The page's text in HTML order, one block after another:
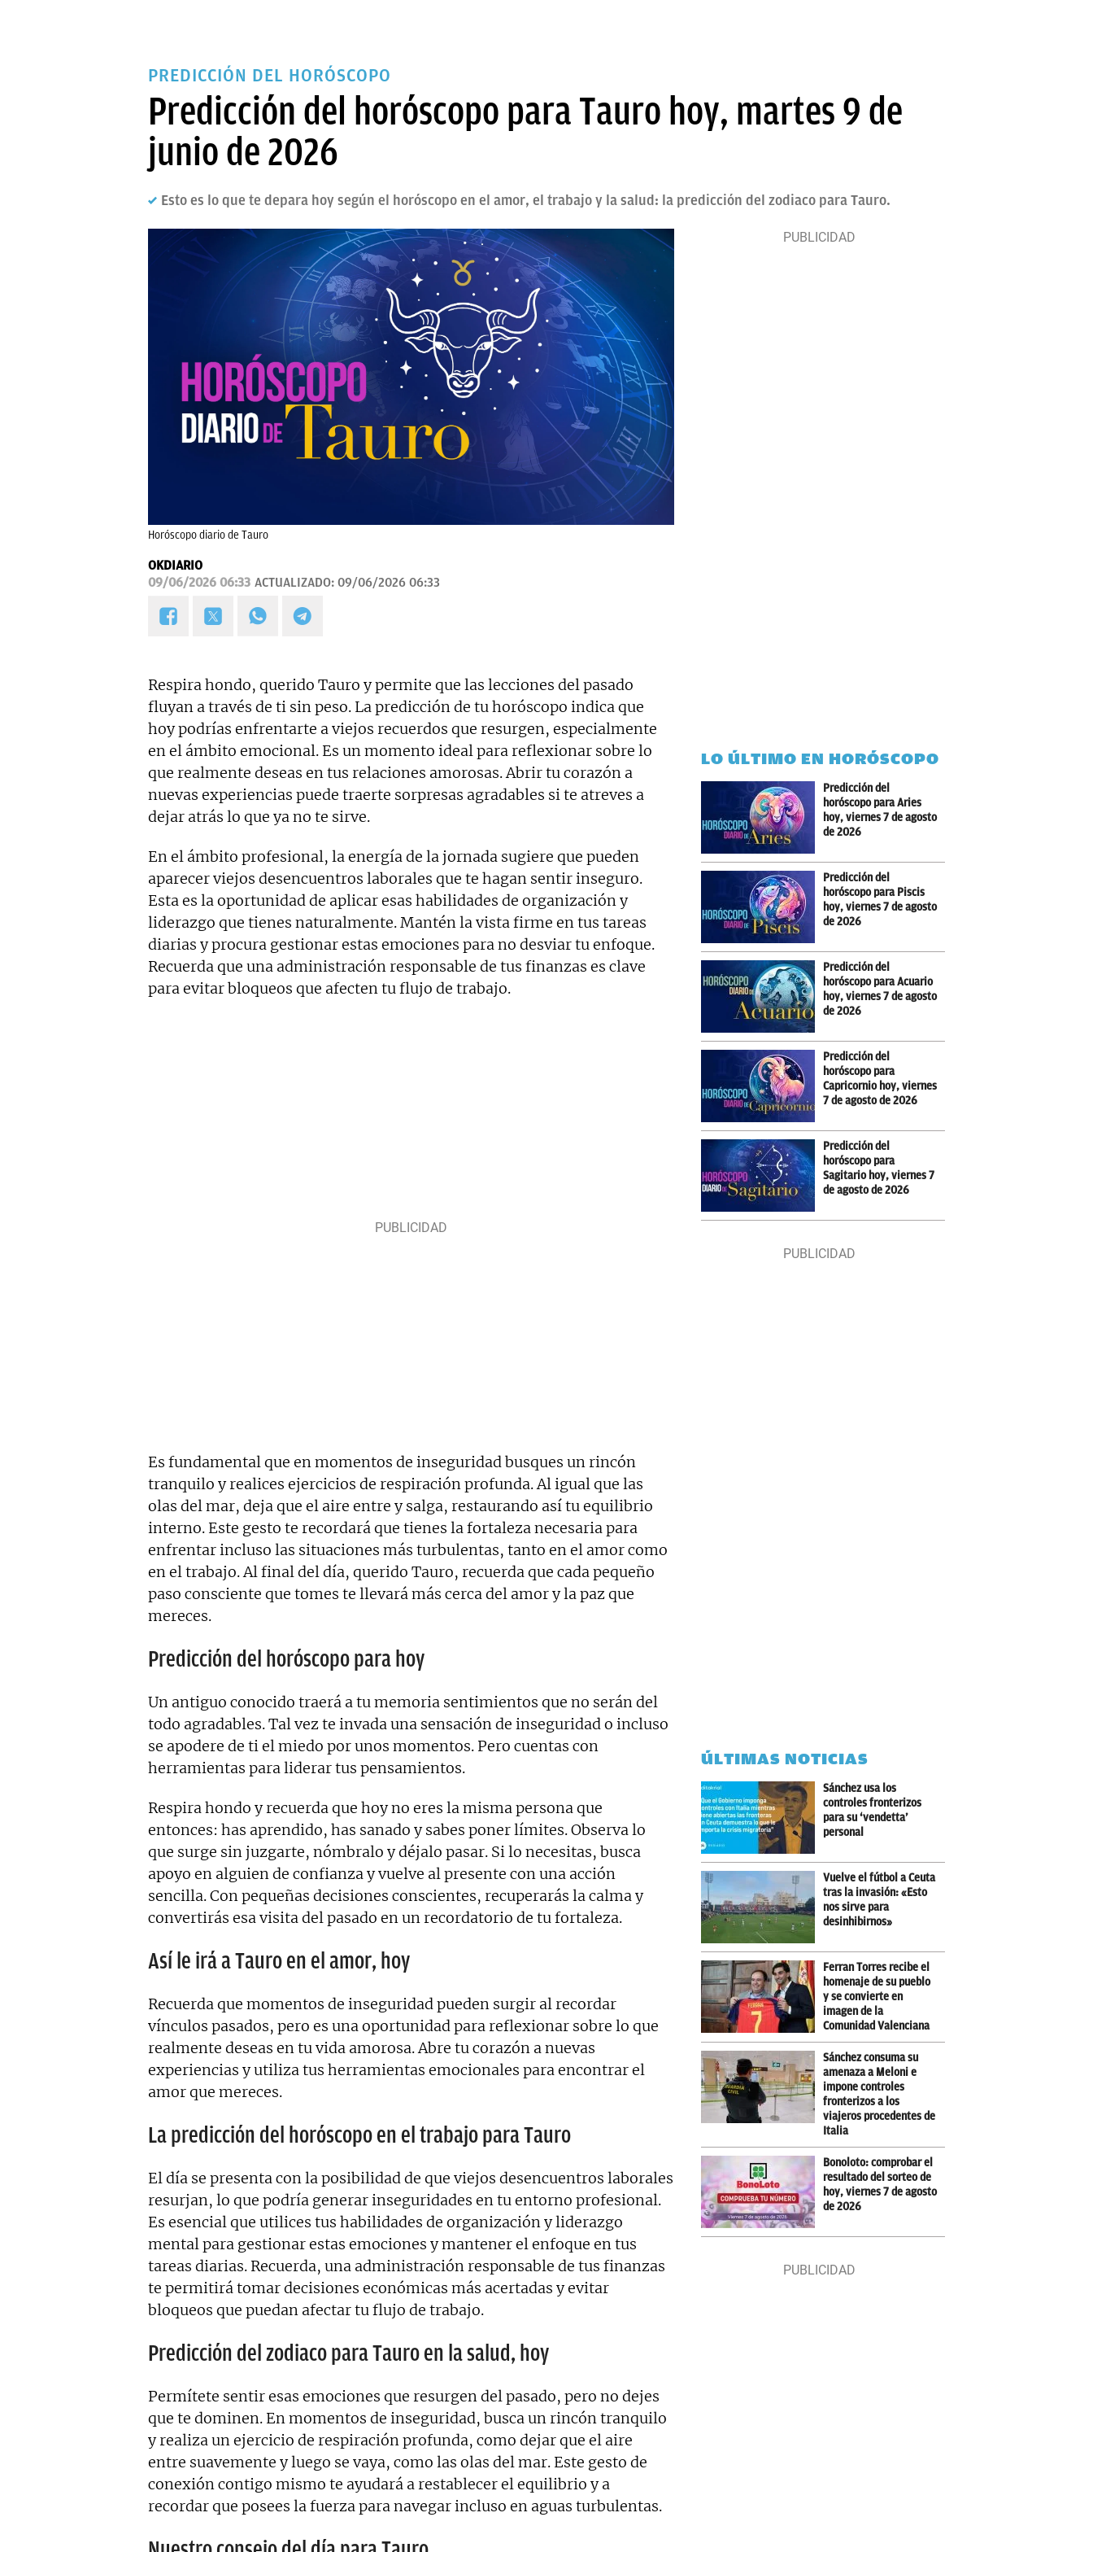
PREDICCIÓN DEL HORÓSCOPO
Predicción del horóscopo para Tauro hoy, martes 9 de
junio de 2026
Esto es lo que te depara hoy según el horóscopo en el amor, el trabajo y la salud: la predicción del zodiaco para Tauro.
Horóscopo diario de Tauro
OKDIARIO
09/06/2026 06:33 ACTUALIZADO: 09/06/2026 06:33
Respira hondo, querido Tauro y permite que las lecciones del pasado
fluyan a través de ti sin peso. La predicción de tu horóscopo indica que
hoy podrías enfrentarte a viejos recuerdos que resurgen, especialmente
en el ámbito emocional. Es un momento ideal para reflexionar sobre lo
que realmente deseas en tus relaciones amorosas. Abrir tu corazón a
nuevas experiencias puede traerte sorpresas agradables si te atreves a
dejar atrás lo que ya no te sirve.
En el ámbito profesional, la energía de la jornada sugiere que pueden
aparecer viejos desencuentros laborales que te hagan sentir inseguro.
Esta es la oportunidad de aplicar esas habilidades de organización y
liderazgo que tienes naturalmente. Mantén la vista firme en tus tareas
diarias y procura gestionar estas emociones para no desviar tu enfoque.
Recuerda que una administración responsable de tus finanzas es clave
para evitar bloqueos que afecten tu flujo de trabajo.
Es fundamental que en momentos de inseguridad busques un rincón
tranquilo y realices ejercicios de respiración profunda. Al igual que las
olas del mar, deja que el aire entre y salga, restaurando así tu equilibrio
interno. Este gesto te recordará que tienes la fortaleza necesaria para
enfrentar incluso las situaciones más turbulentas, tanto en el amor como
en el trabajo. Al final del día, querido Tauro, recuerda que cada pequeño
paso consciente que tomes te llevará más cerca del amor y la paz que
mereces.
Predicción del horóscopo para hoy
Un antiguo conocido traerá a tu memoria sentimientos que no serán del
todo agradables. Tal vez te invada una sensación de inseguridad o incluso
se apodere de ti el miedo por unos momentos. Pero cuentas con
herramientas para liderar tus pensamientos.
Respira hondo y recuerda que hoy no eres la misma persona que
entonces: has aprendido, has sanado y sabes poner límites. Observa lo
que surge sin juzgarte, nómbralo y déjalo pasar. Si lo necesitas, busca
apoyo en alguien de confianza y vuelve al presente con una acción
sencilla. Con pequeñas decisiones conscientes, recuperarás la calma y
convertirás esa visita del pasado en un recordatorio de tu fortaleza.
Así le irá a Tauro en el amor, hoy
Recuerda que momentos de inseguridad pueden surgir al recordar
vínculos pasados, pero es una oportunidad para reflexionar sobre lo que
realmente deseas en tu vida amorosa. Abre tu corazón a nuevas
experiencias y utiliza tus herramientas emocionales para encontrar el
amor que mereces.
La predicción del horóscopo en el trabajo para Tauro
El día se presenta con la posibilidad de que viejos desencuentros laborales
resurjan, lo que podría generar inseguridades en tu entorno profesional.
Es esencial que utilices tus habilidades de organización y liderazgo
mental para gestionar estas emociones y mantener el enfoque en tus
tareas diarias. Recuerda, una administración responsable de tus finanzas
te permitirá tomar decisiones económicas más acertadas y evitar
bloqueos que puedan afectar tu flujo de trabajo.
Predicción del zodiaco para Tauro en la salud, hoy
Permítete sentir esas emociones que resurgen del pasado, pero no dejes
que te dominen. En momentos de inseguridad, busca un rincón tranquilo
y realiza un ejercicio de respiración profunda, como dejar que el aire
entre suavemente y luego se vaya, como las olas del mar. Este gesto de
conexión contigo mismo te ayudará a restablecer el equilibrio y a
recordar que posees la fuerza para navegar incluso en aguas turbulentas.
LO ÚLTIMO EN HORÓSCOPO
Predicción del
horóscopo para Aries
hoy, viernes 7 de agosto
de 2026
Predicción del
horóscopo para Piscis
hoy, viernes 7 de agosto
de 2026
Predicción del
horóscopo para Acuario
hoy, viernes 7 de agosto
de 2026
Predicción del
horóscopo para
Capricornio hoy, viernes
7 de agosto de 2026
Predicción del
horóscopo para
Sagitario hoy, viernes 7
de agosto de 2026
ÚLTIMAS NOTICIAS
Sánchez usa los
controles fronterizos
para su ‘vendetta’
personal
Vuelve el fútbol a Ceuta
tras la invasión: «Esto
nos sirve para
desinhibirnos»
Ferran Torres recibe el
homenaje de su pueblo
y se convierte en
imagen de la
Comunidad Valenciana
Sánchez consuma su
amenaza a Meloni e
impone controles
fronterizos a los
viajeros procedentes de
Italia
Bonoloto: comprobar el
resultado del sorteo de
hoy, viernes 7 de agosto
de 2026